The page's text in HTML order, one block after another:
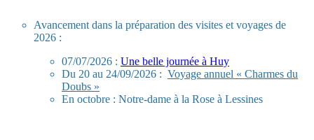
Avancement dans la préparation des visites et voyages de
2026 :
07/07/2026 : Une belle journée à Huy
Du 20 au 24/09/2026 : Voyage annuel « Charmes du
Doubs »
En octobre : Notre-dame à la Rose à Lessines